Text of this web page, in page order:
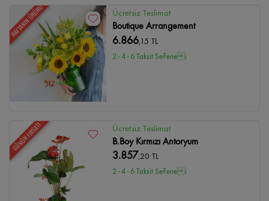
HAFTANIN ÜRÜNÜ Ücretsiz Teslimat
Boutique Arrangement
6.866,15 TL
2 - 4 - 6 Taksit Se?enei
GÜNÜN FIRSATI Ücretsiz Teslimat
B.Boy Kırmızı Antoryum
3.857,20 TL
2 - 4 - 6 Taksit Se?enei